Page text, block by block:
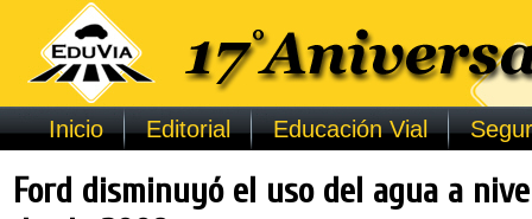
Inicio Editorial Educación Vial
Ford disminuyó el uso del agua a